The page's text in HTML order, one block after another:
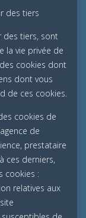
des tiers
des tiers, sont
la vie privée de
cookies dont
dont vous
de ces cookies.
cookies de
de
prestataire
ces derniers,
cookies :
relatives aux